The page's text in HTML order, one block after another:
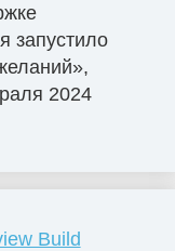
запустило
2024
Build